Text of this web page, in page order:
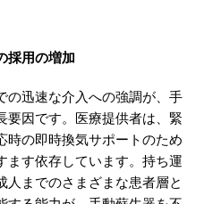
採用の増加
の迅速な介入への強調が、手
要因です。医療提供者は、緊
時の即時換気サポートのため
ます依存しています。持ち運
人までのさまざまな患者層と